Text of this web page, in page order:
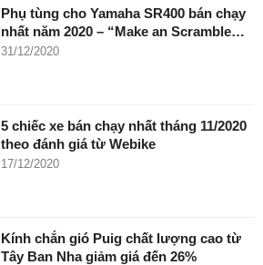
Phụ tùng cho Yamaha SR400 bán chạy
nhất năm 2020 – “Make an Scramble…
31/12/2020
5 chiếc xe bán chạy nhất tháng 11/2020
theo đánh giá từ Webike
17/12/2020
Kính chắn gió Puig chất lượng cao từ
Tây Ban Nha giảm giá đến 26%